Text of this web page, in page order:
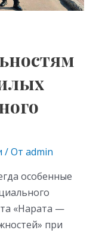
/ От admin
особенные
«Нарата —
при